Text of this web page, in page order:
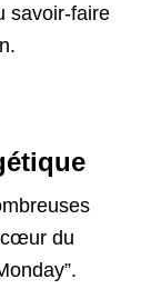
savoir-faire
cœur du